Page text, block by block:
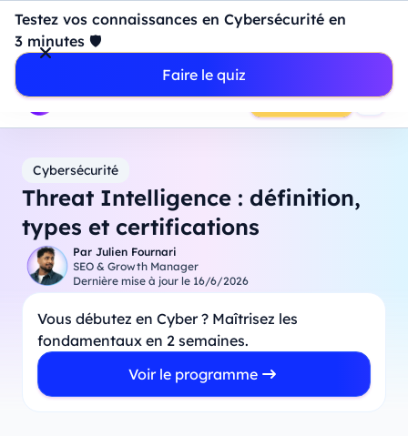
Testez vos connaissances en Cybersécurité en
3 minutes 🛡️
Faire le quiz
Introduction à Power BI : construisez votre premier
dashboard de A à Z
- Mardi 11 Août à 18h00
Professionnels
Étudiants Parents Entreprises
Prendre RDV
Cybersécurité
Threat Intelligence : définition,
types et certifications
Par Julien Fournari
SEO & Growth Manager
Dernière mise à jour le 16/6/2026
Vous débutez en Cyber ? Maîtrisez les
fondamentaux en 2 semaines.
Voir le programme